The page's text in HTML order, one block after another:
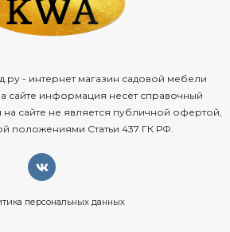
- интернет магазин садовой мебели
сайте информация несёт справочный
сайте не является публичной офертой,
положениями Статьи 437 ГК РФ.
персональных данных